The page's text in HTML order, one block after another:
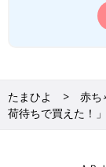
たまひよ 赤ち
荷待ちで買えた！